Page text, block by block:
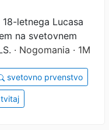
letnega Lucasa
na svetovnem
· Nogomania · 1M
svetovno prvenstvo